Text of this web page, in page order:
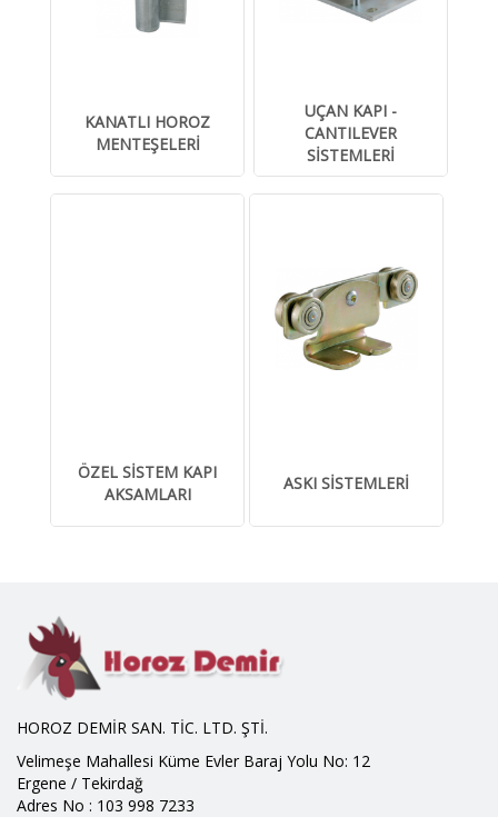
KANATLI HOROZ
MENTEŞELERİ
UÇAN KAPI -
CANTILEVER
SİSTEMLERİ
ÖZEL SİSTEM KAPI
AKSAMLARI
ASKI SİSTEMLERİ
HOROZ DEMİR SAN. TİC. LTD. ŞTİ.
Velimeşe Mahallesi Küme Evler Baraj Yolu No: 12
Ergene / Tekirdağ
Adres No : 103 998 7233